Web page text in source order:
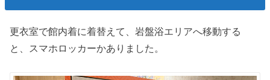
更衣室で館内着に着替えて、岩盤浴エリアへ移動する
と、スマホロッカーかありました。